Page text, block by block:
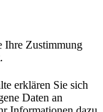
Ihre Zustimmung
erklären Sie sich
Daten an